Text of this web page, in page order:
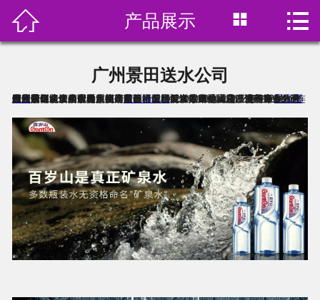
 首页
产品展示
订水价格
水中贵族
在线预订
新闻资讯
 产品展示  
广州景田送水公司
广州景田送水公司是广州景田百岁山桶装水配送公司,专业专注于
景田桶装水的订水送水服务、提高景田桶装水
配送效率，成立以来一直致力于发展景田水店的配送系统，在各个分区设立景田专卖店，培养专业的送水团队，统一的景田水店门面设计。目前在广州地区已开设有100多个连锁分店，能够全面覆盖整个广州区域，提供专业的桶装水供应服务。景田（深圳）食品饮料集团有限公司于1992年在深圳成立，是一家专注生产经营包装饮用水的集团企业，目前员工近9000人。旗下拥有深圳、广州、惠州、江西宜春、福建莆田、厦门、江苏南通、唐山迁西等十余个独立子公司及多个大型生产基地，配备近50余条德国进口克朗斯一体化灌装设备。